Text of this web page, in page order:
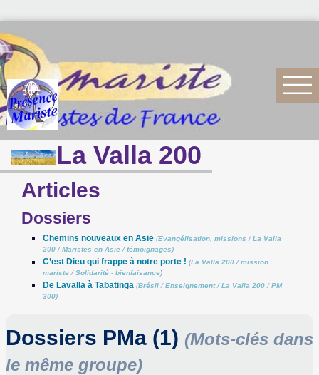
La Valla 200
Articles
Dossiers
Chemins nouveaux en Asie (Evangélisation, missions /La Valla
200 /Maristes en Asie /témoignages)
C’est Dieu qui frappe à notre porte ! (La Valla 200 /mission
mariste /Solidarité - bienfaisance)
De Lavalla à Tabatinga (Brésil /Enseignement/La Valla 200 /PM
300)
Dossiers PMa (1) (Mots-clés dans
le même groupe)